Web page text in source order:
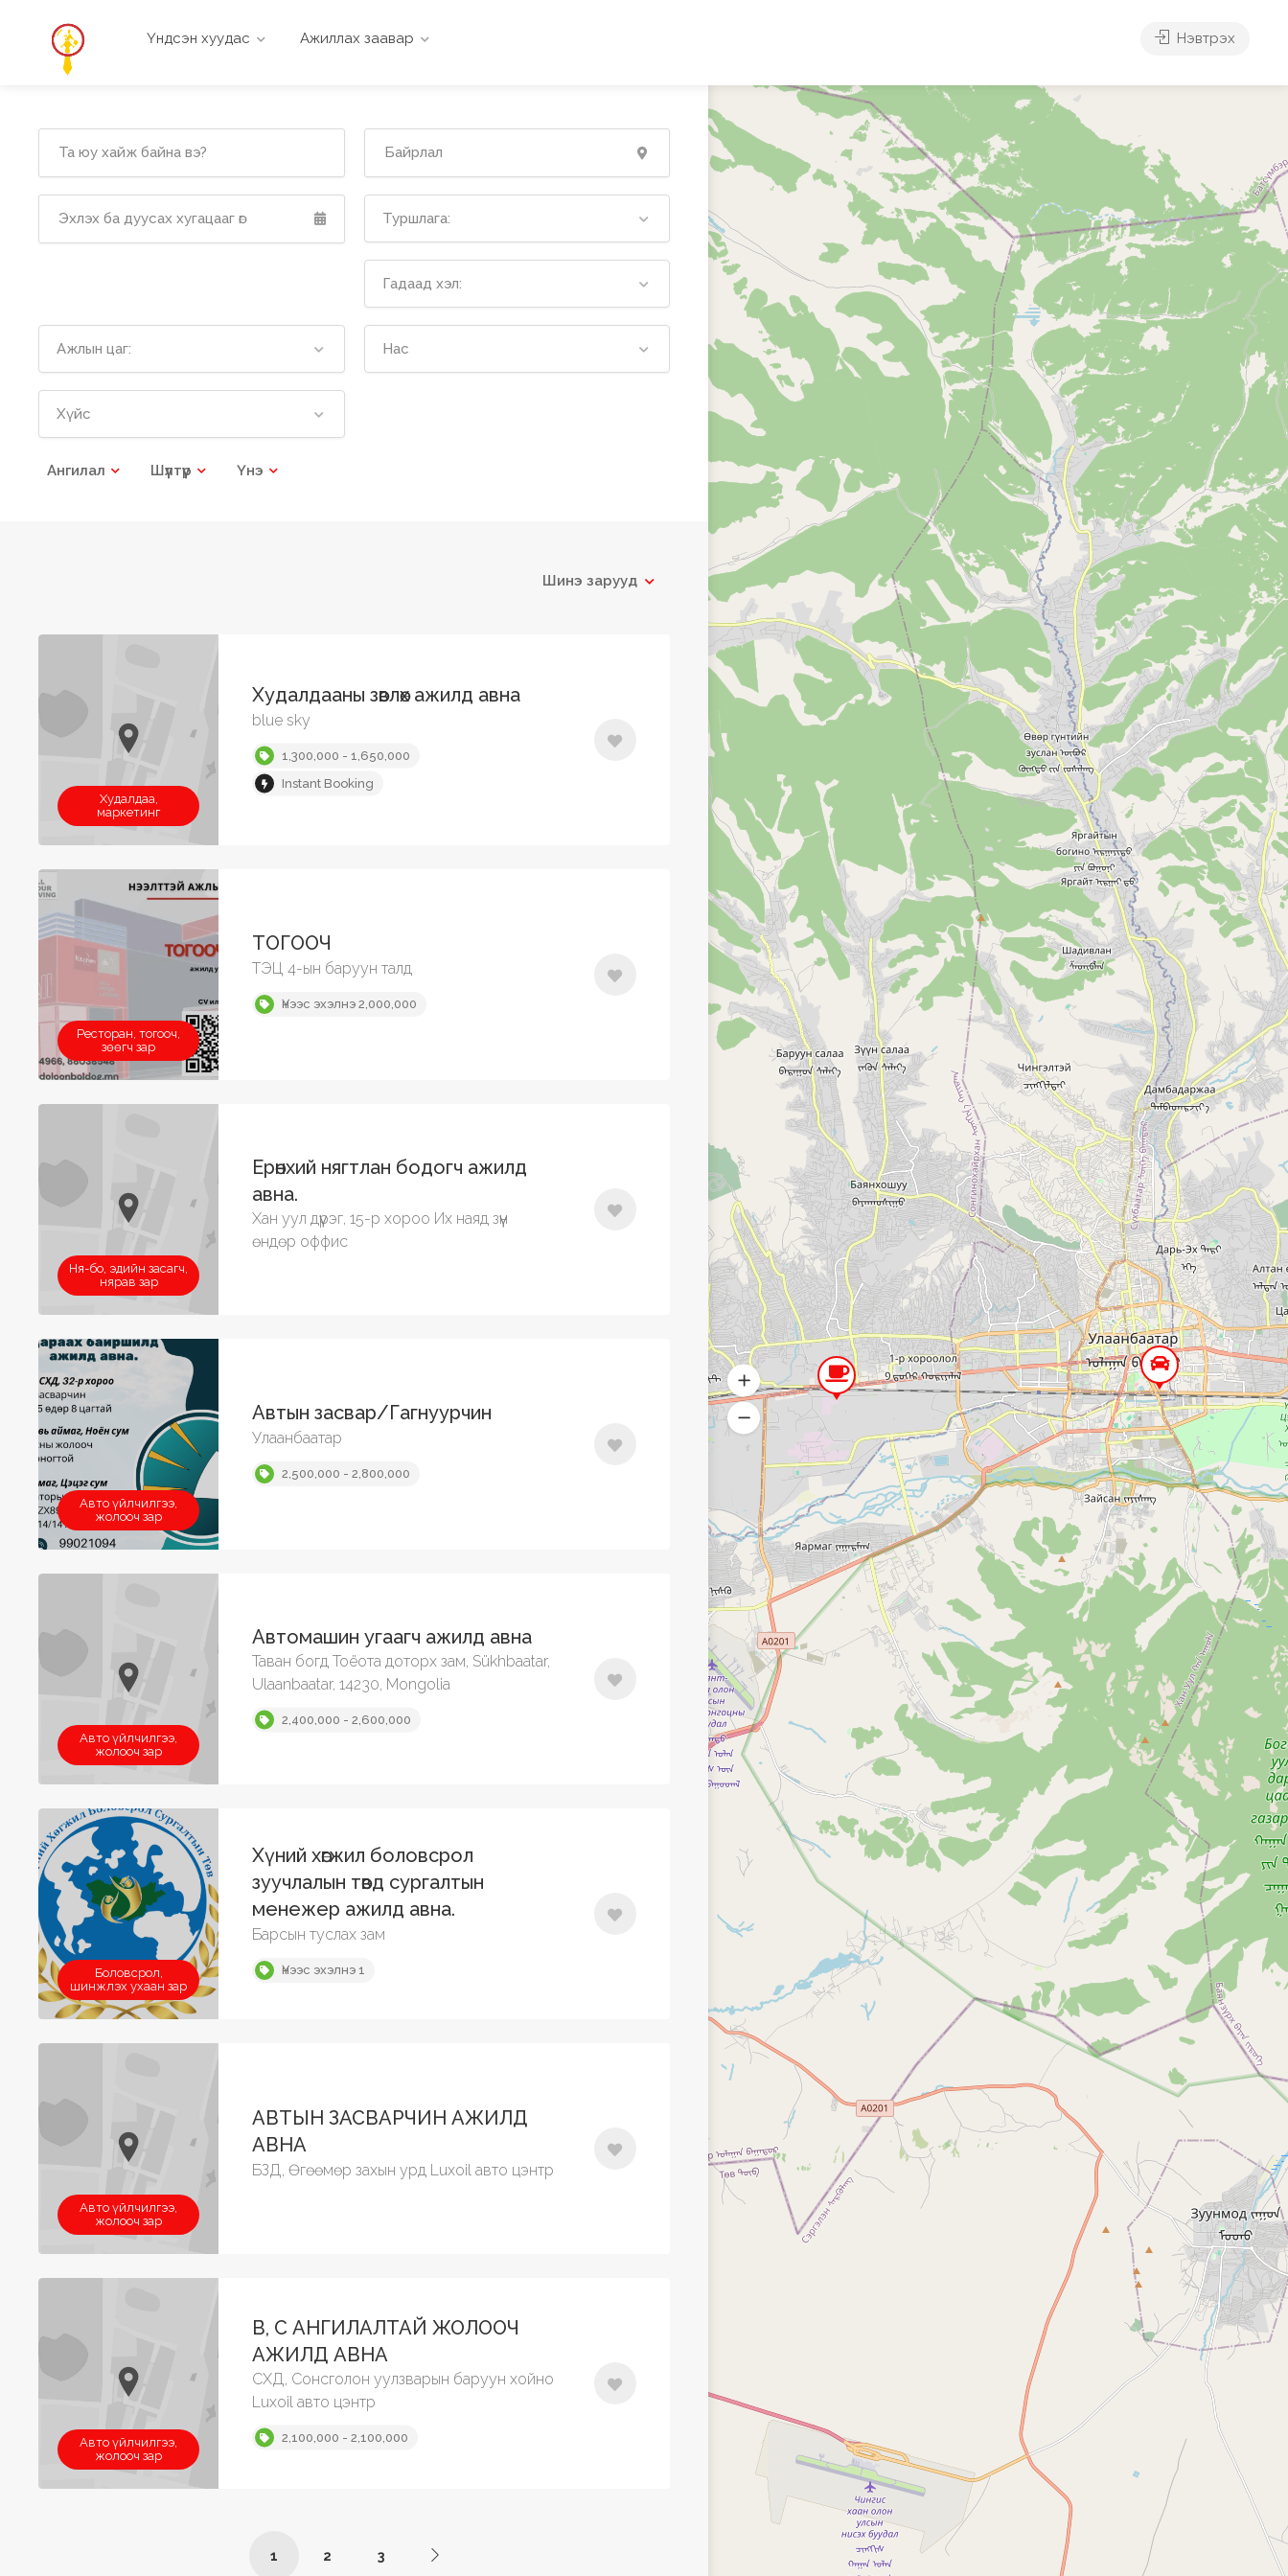
Үндсэн хуудас Ажиллах заавар Нэвтрэх
Туршлага:
Гадаад хэл:
Ажлын цаг: Нас
Хүйс
Ангилал Шүүлтүүр Үнэ
Шинэ зарууд
Худалдаа,
маркетинг
Худалдааны зөвлөх ажилд авна
blue sky
1,300,000 - 1,650,000
Instant Booking
Ресторан, тогооч,
зөөгч зар
ТОГООЧ
ТЭЦ 4-ын баруун талд
Үнээс эхэлнэ 2,000,000
Ня-бо, эдийн засагч,
нярав зар
Ерөнхий нягтлан бодогч ажилд
авна.
Хан уул дүүрэг, 15-р хороо Их наяд зүүн
өндөр оффис
Авто үйлчилгээ,
жолооч зар
Автын засвар/Гагнуурчин
Улаанбаатар
2,500,000 - 2,800,000
Авто үйлчилгээ,
жолооч зар
Автомашин угаагч ажилд авна
Таван богд Тоёота доторх зам, Sükhbaatar,
Ulaanbaatar, 14230, Mongolia
2,400,000 - 2,600,000
Боловсрол,
шинжлэх ухаан зар
Хүний хөгжил боловсрол
зуучлалын төвд сургалтын
менежер ажилд авна.
Барсын туслах зам
Үнээс эхэлнэ 1
Авто үйлчилгээ,
жолооч зар
АВТЫН ЗАСВАРЧИН АЖИЛД
АВНА
БЗД, Өгөөмөр захын урд Luxoil авто цэнтр
Авто үйлчилгээ,
жолооч зар
B, C АНГИЛАЛТАЙ ЖОЛООЧ
АЖИЛД АВНА
СХД, Сонсголон уулзварын баруун хойно
Luxoil авто цэнтр
2,100,000 - 2,100,000
1 2 3